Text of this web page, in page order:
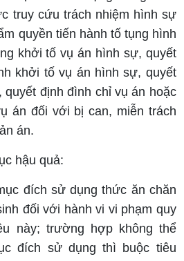
truy cứu trách nhiệm hình sự
quyền tiến hành tố tụng hình
khởi tố vụ án hình sự, quyết
khởi tố vụ án hình sự, quyết
quyết định đình chỉ vụ án hoặc
án đối với bị can, miễn trách
án.
hậu quả:
đích sử dụng thức ăn chăn
đối với hành vi vi phạm quy
này; trường hợp không thể
đích sử dụng thì buộc tiêu